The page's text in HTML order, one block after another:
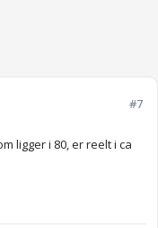
#7
ligger i 80, er reelt i ca